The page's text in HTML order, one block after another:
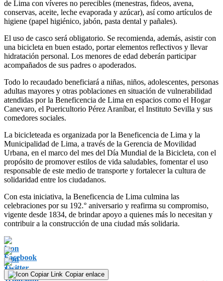
de Lima con víveres no perecibles (menestras, fideos, avena,
conservas, aceite, leche evaporada y azúcar), así como artículos de
higiene (papel higiénico, jabón, pasta dental y pañales).
El uso de casco será obligatorio. Se recomienda, además, asistir con
una bicicleta en buen estado, portar elementos reflectivos y llevar
hidratación personal. Los menores de edad deberán participar
acompañados de sus padres o apoderados.
Todo lo recaudado beneficiará a niñas, niños, adolescentes, personas
adultas mayores y otras poblaciones en situación de vulnerabilidad
atendidas por la Beneficencia de Lima en espacios como el Hogar
Canevaro, el Puericultorio Pérez Araníbar, el Instituto Sevilla y sus
comedores sociales.
La bicicleteada es organizada por la Beneficencia de Lima y la
Municipalidad de Lima, a través de la Gerencia de Movilidad
Urbana, en el marco del mes del Día Mundial de la Bicicleta, con el
propósito de promover estilos de vida saludables, fomentar el uso
responsable de este medio de transporte y fortalecer la cultura de
solidaridad entre los ciudadanos.
Con esta iniciativa, la Beneficencia de Lima culmina las
celebraciones por su 192.° aniversario y reafirma su compromiso,
vigente desde 1834, de brindar apoyo a quienes más lo necesitan y
contribuir a la construcción de una ciudad más solidaria.
Copiar enlace